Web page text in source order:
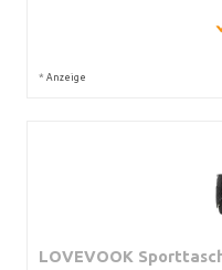
* Anzeige
LOVEVOOK